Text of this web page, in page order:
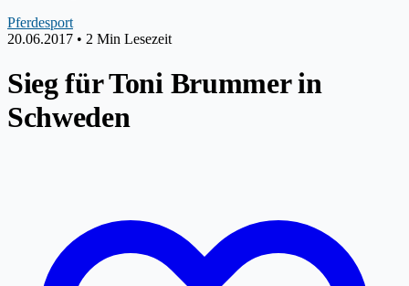
Pferdesport
20.06.2017 • 2 Min Lesezeit
Sieg für Toni Brummer in
Schweden